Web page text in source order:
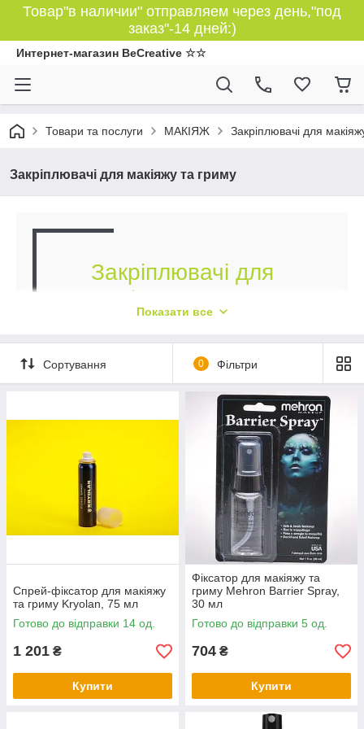
Товар"в наличии" отправляем через день,"под
заказ"-14 дней:)
Интернет-магазин BeCreative ☆☆
Товари та послуги МАКІЯЖ Закріплювачі для
Закріплювачі для макіяжу та гриму
Закріплювачі для
макіяжу та гриму
виробників за доступними цінами
При створенні образу в техніці body art або
святкового make up нерідко виникає
необхідність скористатися закріплювачами
косметики. Вони дозволяють зберегти
результат роботи візажиста і впоратися з
такими проблемами, як розмазування або
скочування гриму. Ми спеціально для вас
зібрали найбільш затребувані закріплювачі від
популярних брендів, що мають бездоганну
репутацію. Гарантуємо швидку доставку!
Все закріплювачі
Професійні засоби, з якими
приємно працювати
Показати все
Сортування 0 Фільтри
Спрей-фіксатор для макіяжу
та гриму Kryolan, 75 мл
Готово до відправки 14 од.
1 201 ₴
Купити
Фіксатор для макіяжу та
гриму Mehron Barrier Spray,
30 мл
Готово до відправки 5 од.
704 ₴
Купити